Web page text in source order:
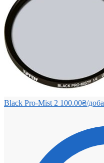
Black Pro-Mist 2 100.00₴/доба